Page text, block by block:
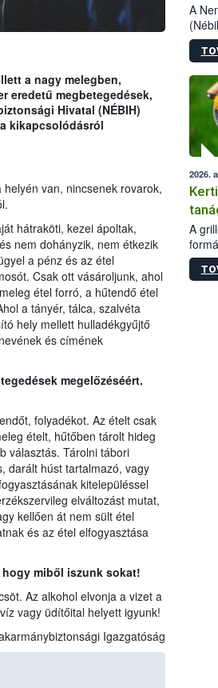
a nagy melegben,
eredetű megbetegedések,
Hivatal (NÉBIH)
kikapcsolódásról
van, nincsenek rovarok,
hátraköti, kezei ápoltak,
nem dohányzik, nem étkezik
a pénz és az étel
Csak ott vásároljunk, ahol
étel forró, a hűtendő étel
a tányér, tálca, szalvéta
hely mellett hulladékgyűjtő
és címének
megelőzéséért.
folyadékot. Az ételt csak
ételt, hűtőben tárolt hideg
választás. Tárolni tábori
darált húst tartalmazó, vagy
kitelepüléssel
elváltozást mutat,
kellően át nem sült étel
és az étel elfogyasztása
miből iszunk sokat!
Az alkohol elvonja a vizet a
vagy üdítőital helyett igyunk!
Igazgatóság
A
Az
2026.
A